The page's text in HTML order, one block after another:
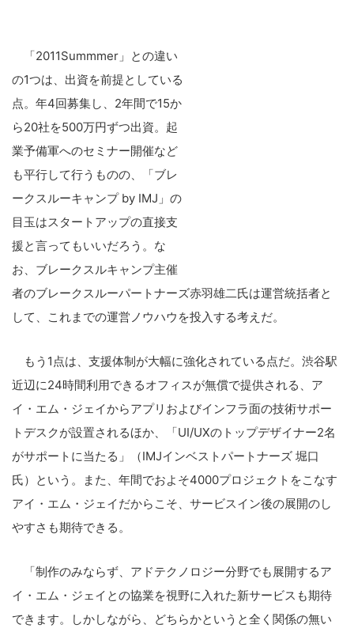
「2011Summmer」との違い
の1つは、出資を前提としている
点。年4回募集し、2年間で15か
ら20社を500万円ずつ出資。起
業予備軍へのセミナー開催など
も平行して行うものの、「ブレ
ークスルーキャンプ by IMJ」の
目玉はスタートアップの直接支
援と言ってもいいだろう。な
お、ブレークスルキャンプ主催
者のブレークスルーパートナーズ赤羽雄二氏は運営統括者と
して、これまでの運営ノウハウを投入する考えだ。
もう1点は、支援体制が大幅に強化されている点だ。渋谷駅
近辺に24時間利用できるオフィスが無償で提供される、ア
イ・エム・ジェイからアプリおよびインフラ面の技術サポー
トデスクが設置されるほか、「UI/UXのトップデザイナー2名
がサポートに当たる」（IMJインベストパートナーズ 堀口
氏）という。また、年間でおよそ4000プロジェクトをこなす
アイ・エム・ジェイだからこそ、サービスイン後の展開のし
やすさも期待できる。
「制作のみならず、アドテクノロジー分野でも展開するア
イ・エム・ジェイとの協業を視野に入れた新サービスも期待
できます。しかしながら、どちらかというと全く関係の無い